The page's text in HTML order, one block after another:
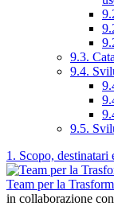
9.3.
9.4.
9.5.
1. Scopo, destinatari
Team per la
in collaborazione con